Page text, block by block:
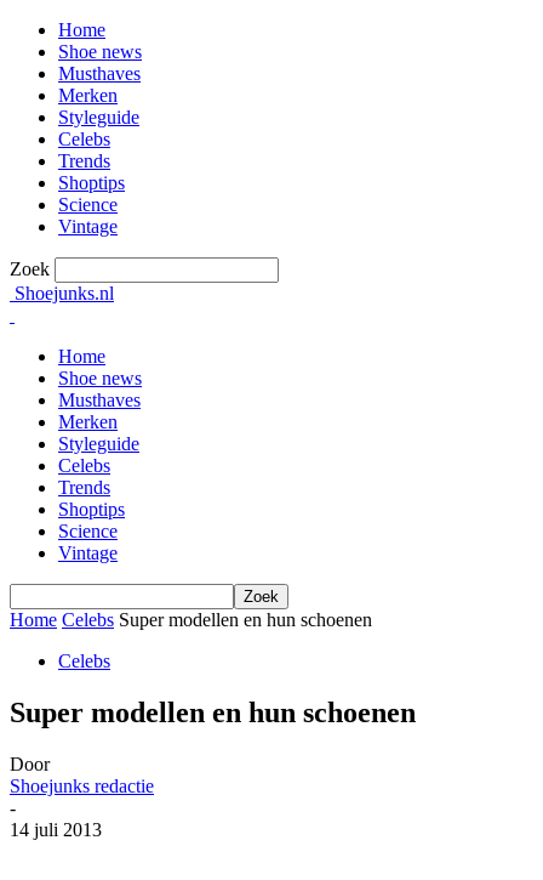
Home
Shoe news
Musthaves
Merken
Styleguide
Celebs
Trends
Shoptips
Science
Vintage
Zoek
Shoejunks.nl
Home
Shoe news
Musthaves
Merken
Styleguide
Celebs
Trends
Shoptips
Science
Vintage
Home Celebs Super modellen en hun schoenen
Celebs
Super modellen en hun schoenen
Door
Shoejunks redactie
-
14 juli 2013